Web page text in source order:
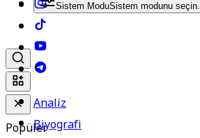
Sistem ModuSistem modunu seçin.
Popüler
Analiz
Biyografi